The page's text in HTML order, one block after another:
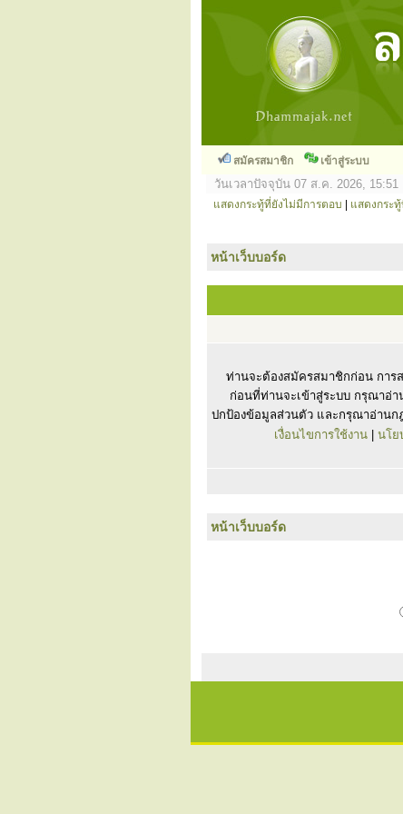
สมัครสมาชิก เข้าสู่ระบบ
วันเวลาปัจจุบัน 07 ส.ค. 2026, 15:51
แสดงกระทู้ที่ยังไม่มีการตอบ แสดงกระ
หน้าเว็บบอร์ด
ท่านจะต้องสมัครสมาชิกก่อน การ
ก่อนที่ท่านจะเข้าสู่ระบบ กรุณาอ่าน
ปกป้องข้อมูลส่วนตัว และกรุณาอ่านก
เงื่อนไขการใช้งาน
นโย
หน้าเว็บบอร์ด